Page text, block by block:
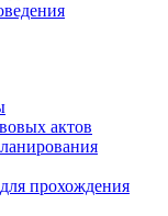
актов
прохождения